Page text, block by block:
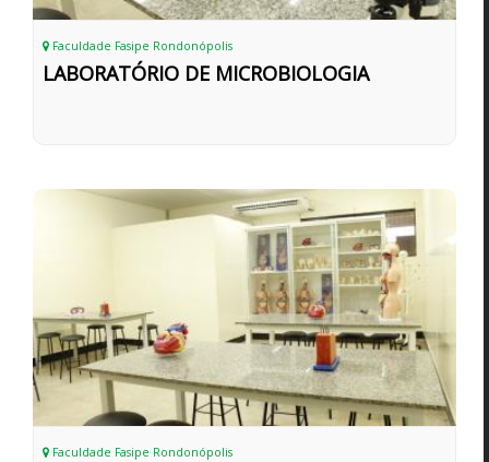
Faculdade Fasipe Rondonópolis
LABORATÓRIO DE MICROBIOLOGIA
Faculdade Fasipe Rondonópolis